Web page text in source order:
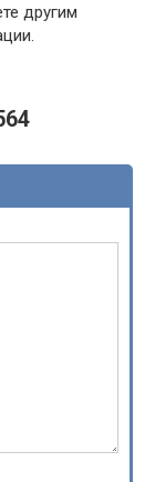
другим